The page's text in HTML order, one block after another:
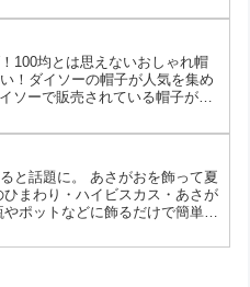
100均とは思えないおしゃれ帽
！ダイソーの帽子が人気を集め
ソーで販売されている帽子が、
なのに可愛い帽子を探している
ダイソーの帽子が人気なの？
ソーの帽子は、その価格の安さ
頃価格な...
と話題に。 あさがおを飾って夏
まわり・ハイビスカス・あさが
ポットなどに飾るだけで簡単に
ひまわりミックスリング ひま